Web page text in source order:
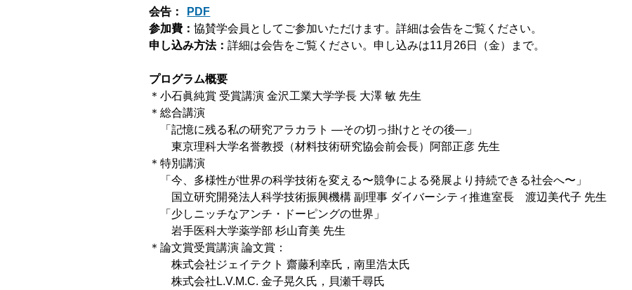
会告：
PDF
参加費： 協賛学会員としてご参加いただけます。詳細は会告をご覧ください。
申し込み方法： 詳細は会告をご覧ください。申し込みは11月26日（金）まで。
プログラム概要
＊⼩⽯眞純賞 受賞講演 ⾦沢⼯業⼤学学⻑ ⼤澤 敏 先⽣
＊総合講演
「記憶に残る私の研究アラカラト ―その切っ掛けとその後―」
東京理科⼤学名誉教授（材料技術研究協会前会⻑）阿部正彦 先⽣
＊特別講演
「今、多様性が世界の科学技術を変える〜競争による発展より持続できる社会へ〜」
国⽴研究開発法⼈科学技術振興機構 副理事 ダイバーシティ推進室⻑ 渡辺美代⼦ 先⽣
「少しニッチなアンチ・ドーピングの世界」
岩⼿医科⼤学薬学部 杉⼭育美 先⽣
＊論⽂賞受賞講演 論⽂賞：
株式会社ジェイテクト 齋藤利幸⽒，南⾥浩太⽒
株式会社L.V.M.C. ⾦⼦晃久⽒，⾙瀬千尋⽒